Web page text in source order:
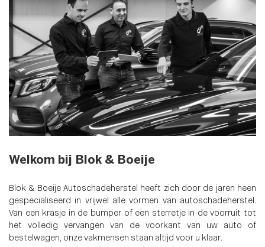
Welkom bij Blok & Boeije
Blok & Boeije Autoschadeherstel heeft zich door de jaren heen
gespecialiseerd in vrijwel alle vormen van autoschadeherstel.
Van een krasje in de bumper of een sterretje in de voorruit tot
het volledig vervangen van de voorkant van uw auto of
bestelwagen, onze vakmensen staan altijd voor u klaar.